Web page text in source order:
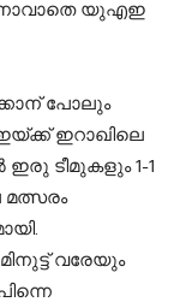
യുഎഇ
പോലും
ഇറാഖിലെ
ടീമുകളും 1-1
വരേയും